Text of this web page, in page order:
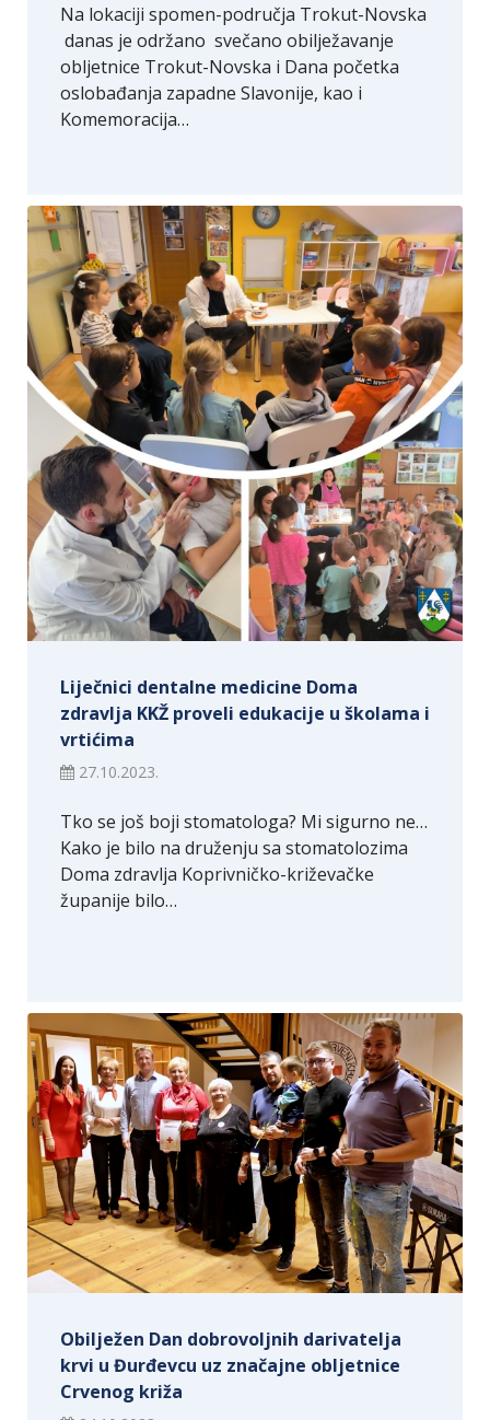
Na lokaciji spomen-područja Trokut-Novska
danas je održano svečano obilježavanje
obljetnice Trokut-Novska i Dana početka
oslobađanja zapadne Slavonije, kao i
Komemoracija…
Liječnici dentalne medicine Doma
zdravlja KKŽ proveli edukacije u školama i
vrtićima
27.10.2023.
Tko se još boji stomatologa? Mi sigurno ne…
Kako je bilo na druženju sa stomatolozima
Doma zdravlja Koprivničko-križevačke
županije bilo…
Obilježen Dan dobrovoljnih darivatelja
krvi u Đurđevcu uz značajne obljetnice
Crvenog križa